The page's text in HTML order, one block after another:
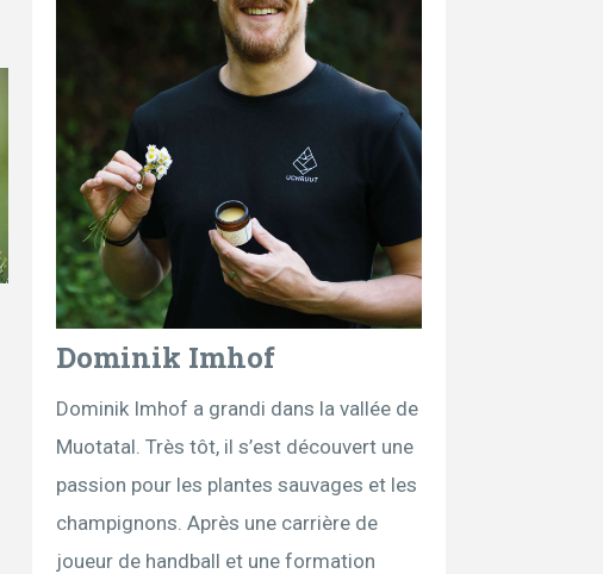
Dominik Imhof
Dominik Imhof a grandi dans la vallée de
Muotatal. Très tôt, il s’est découvert une
passion pour les plantes sauvages et les
champignons. Après une carrière de
joueur de handball et une formation